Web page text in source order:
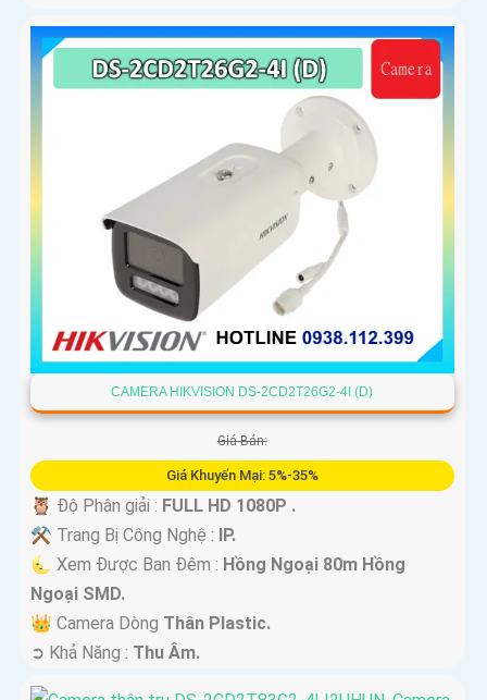
CAMERA HIKVISION DS-2CD2T26G2-4I (D)
Giá Bán:
Giá Khuyến Mại: 5%-35%
🦉 Độ Phân giải : FULL HD 1080P .
⚒ Trang Bị Công Nghệ : IP.
🌜 Xem Được Ban Đêm : Hồng Ngoại 80m Hồng
Ngoại SMD.
👑 Camera Dòng Thân Plastic.
️➲ Khả Năng : Thu Âm.